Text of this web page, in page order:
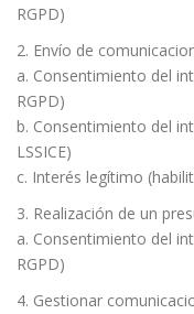
RGPD)
2. Envío de
a. Consentimiento del
RGPD)
b. Consentimiento del
LSSICE)
c. Interés legítimo
3. Realización de un
a. Consentimiento del
RGPD)
4. Gestionar